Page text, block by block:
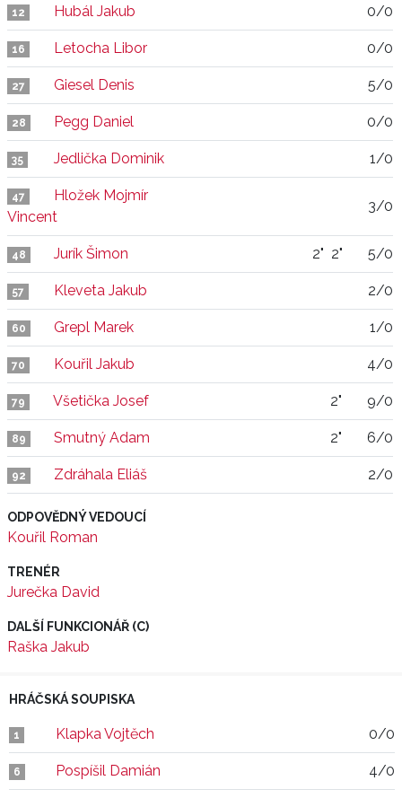
12 Hubál Jakub 0/0
16 Letocha Libor 0/0
27 Giesel Denis 5/0
28 Pegg Daniel 0/0
35 Jedlička Dominik 1/0
47
Hložek Mojmír
Vincent
3/0
48 Jurík Šimon 2" 2" 5/0
57 Kleveta Jakub 2/0
60 Grepl Marek 1/0
70 Kouřil Jakub 4/0
79 Všetička Josef 2" 9/0
89 Smutný Adam 2" 6/0
92 Zdráhala Eliáš 2/0
ODPOVĚDNÝ VEDOUCÍ
Kouřil Roman
TRENÉR
Jurečka David
DALŠÍ FUNKCIONÁŘ (C)
Raška Jakub
HRÁČSKÁ SOUPISKA
1 Klapka Vojtěch 0/0
6 Pospíšil Damián 4/0